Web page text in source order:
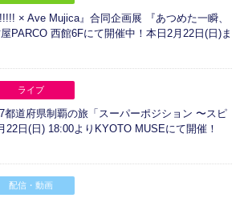
× Ave Mujica』合同企画展 『あつめた一瞬、
PARCO 西館6Fにて開催中！本日2月22日(日)ま
ライブ
都道府県制覇の旅「スーパーポジション 〜スピ
22日(日) 18:00よりKYOTO MUSEにて開催！
配信・動画